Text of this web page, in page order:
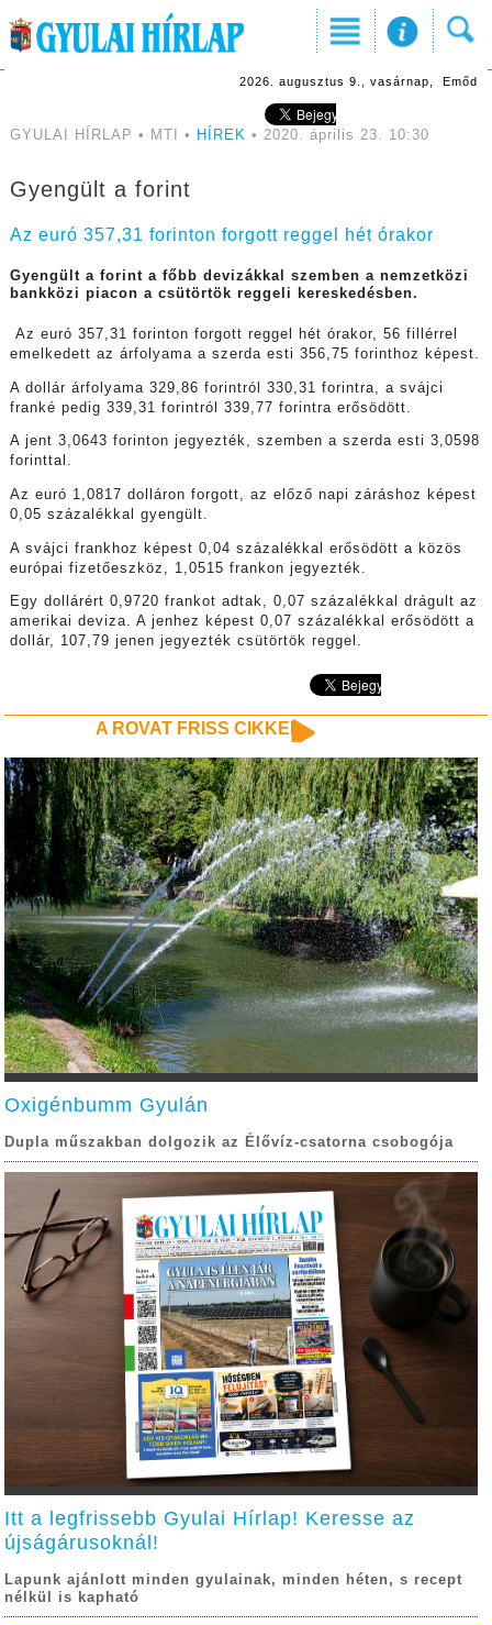
2026. augusztus 9., vasárnap, Emőd
GYULAI HÍRLAP • MTI • HÍREK • 2020. április 23. 10:30
Gyengült a forint
Az euró 357,31 forinton forgott reggel hét órakor
Gyengült a forint a főbb devizákkal szemben a nemzetközi
bankközi piacon a csütörtök reggeli kereskedésben.
Az euró 357,31 forinton forgott reggel hét órakor, 56 fillérrel
emelkedett az árfolyama a szerda esti 356,75 forinthoz képest.
A dollár árfolyama 329,86 forintról 330,31 forintra, a svájci
franké pedig 339,31 forintról 339,77 forintra erősödött.
A jent 3,0643 forinton jegyezték, szemben a szerda esti 3,0598
forinttal.
Az euró 1,0817 dolláron forgott, az előző napi záráshoz képest
0,05 százalékkal gyengült.
A svájci frankhoz képest 0,04 százalékkal erősödött a közös
európai fizetőeszköz, 1,0515 frankon jegyezték.
Egy dollárért 0,9720 frankot adtak, 0,07 százalékkal drágult az
amerikai deviza. A jenhez képest 0,07 százalékkal erősödött a
dollár, 107,79 jenen jegyezték csütörtök reggel.
A ROVAT FRISS CIKKEI
Oxigénbumm Gyulán
Dupla műszakban dolgozik az Élővíz-csatorna csobogója
Itt a legfrissebb Gyulai Hírlap! Keresse az
újságárusoknál!
Lapunk ajánlott minden gyulainak, minden héten, s recept
nélkül is kapható